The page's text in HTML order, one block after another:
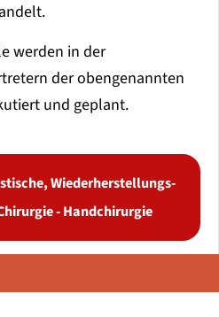
werden in der
der obengenannten
und geplant.
Wiederherstellungs-
- Handchirurgie